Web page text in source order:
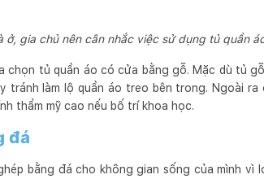
ở, gia chủ nên cân nhắc việc sử dụng tủ quần
chọn tủ quần áo có cửa bằng gỗ. Mặc dù tủ
tránh làm lộ quần áo treo bên trong. Ngoài
thẩm mỹ cao nếu bố trí khoa học.
đá
bằng đá cho không gian sống của mình vì